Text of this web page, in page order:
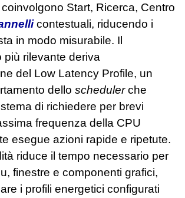
Start, Ricerca, Centro
contestuali, riducendo i
in modo misurabile. Il
più rilevante deriva
del Low Latency Profile, un
dello schedulerche
di richiedere per brevi
frequenza della CPU
esegue azioni rapide e ripetute.
riduce il tempo necessario per
finestre e componenti grafici,
i profili energetici configurati